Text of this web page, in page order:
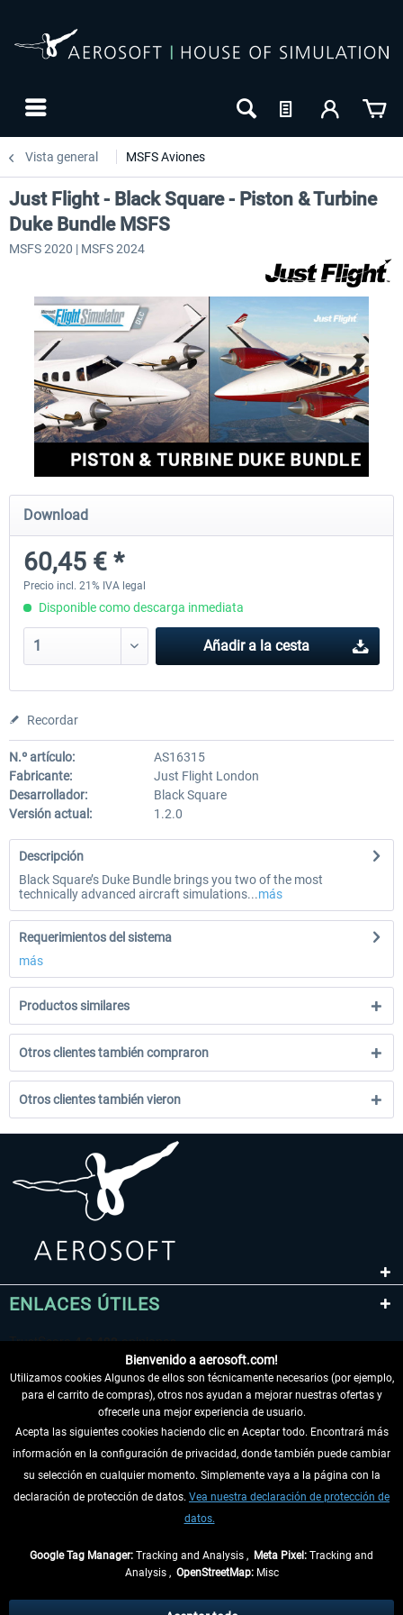
Vista general MSFS Aviones
Aerosoft Aircraft A340-600 Pro FlightSim Studio - B727
Just Flight - Black Square - Piston & Turbine
Duke Bundle MSFS
MSFS 2020 | MSFS 2024
Download
60,45 € *
Precio incl. 21% IVA legal
Disponible como descarga inmediata
Añadir a la cesta
Recordar
N.º artículo:
AS16315
Fabricante:
Just Flight London
Desarrollador:
Black Square
Versión actual:
1.2.0
Descripción
Black Square’s Duke Bundle brings you two of the most
technically advanced aircraft simulations...más
Requerimientos del sistema
más
Productos similares
Otros clientes también compraron
Otros clientes también vieron
ENLACES ÚTILES
DESISTIR DEL CONTRATO
INFORMACIÓN
Bienvenido a aerosoft.com!
Utilizamos cookies Algunos de ellos son técnicamente necesarios (por ejemplo,
para el carrito de compras), otros nos ayudan a mejorar nuestras ofertas y
ofrecerle una mejor experiencia de usuario.
Acepta las siguientes cookies haciendo clic en Aceptar todo. Encontrará más
información en la configuración de privacidad, donde también puede cambiar
su selección en cualquier momento. Simplemente vaya a la página con la
declaración de protección de datos. Vea nuestra declaración de protección de
datos.
Google Tag Manager: Tracking and Analysis , Meta Pixel: Tracking and
Analysis , OpenStreetMap:Misc